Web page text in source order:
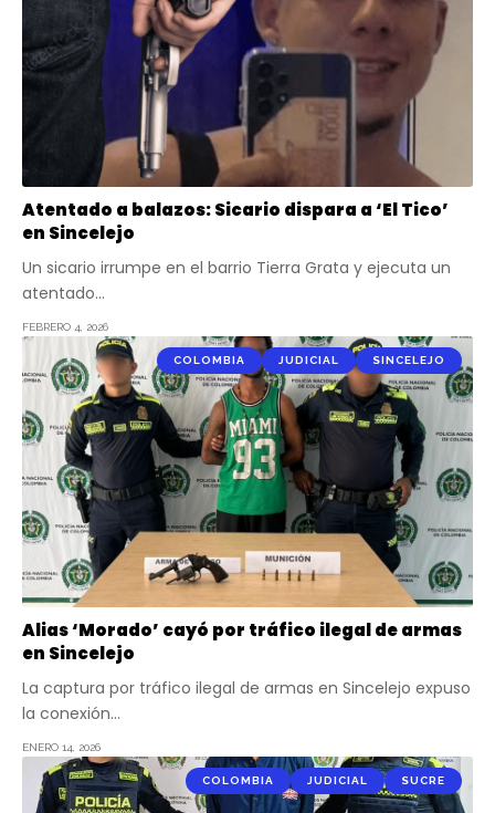
Atentado a balazos: Sicario dispara a ‘El Tico’
en Sincelejo
Un sicario irrumpe en el barrio Tierra Grata y ejecuta un
atentado…
FEBRERO 4, 2026
COLOMBIA JUDICIAL SINCELEJO
Alias ‘Morado’ cayó por tráfico ilegal de armas
en Sincelejo
La captura por tráfico ilegal de armas en Sincelejo expuso
la conexión…
ENERO 14, 2026
COLOMBIA JUDICIAL SUCRE